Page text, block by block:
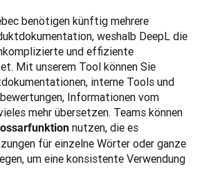
benötigen künftig mehrere
weshalb DeepL die
und effiziente
Mit unserem Tool können Sie
interne Tools und
Informationen vom
mehr übersetzen. Teams können
nutzen, die es
für einzelne Wörter oder ganze
um eine konsistente Verwendung